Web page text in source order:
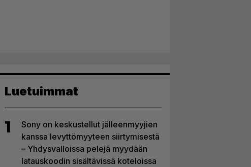
Luetuimmat
1
Sony on keskustellut jälleenmyyjien
kanssa levyttömyyteen siirtymisestä
– Yhdysvalloissa pelejä myydään
latauskoodin sisältävissä koteloissa